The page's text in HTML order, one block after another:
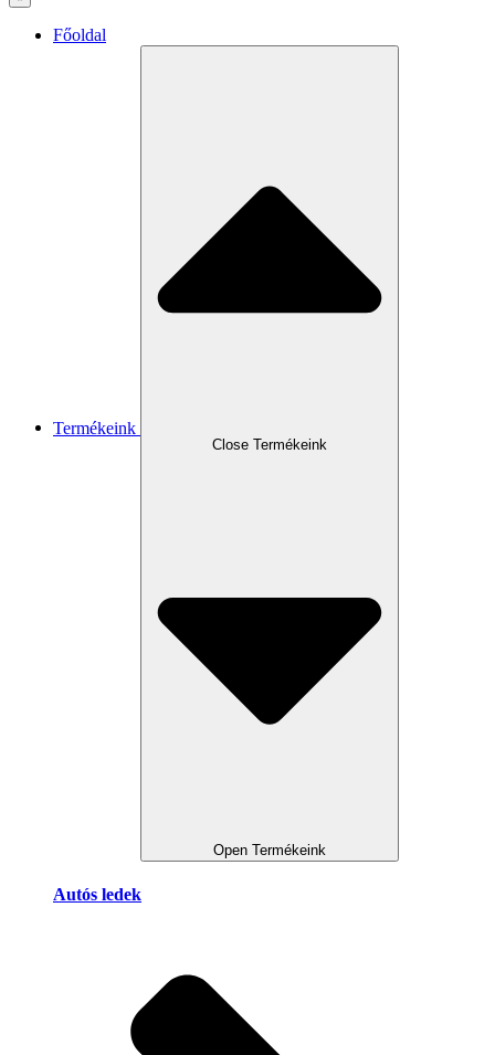
Főoldal
Termékeink
Close Termékeink
Open Termékeink
Autós ledek